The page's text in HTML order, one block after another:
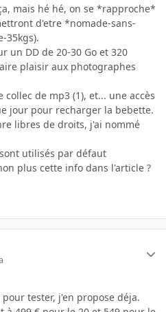
mais hé hé, on se *rapproche*
d'etre *nomade-sans-
35kgs).
un DD de 20-30 Go et 320
plaisir aux photographes
de mp3 (1), et... une accès
jour pour recharger la bebette.
libres de droits, j'ai nommé
utilisés par défaut
plus cette info dans l'article ?
tester, j'en propose déja.